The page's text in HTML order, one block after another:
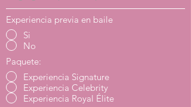
Experiencia previa en baile
Si
No
Paquete:
Experiencia Signature
Experiencia Celebrity
Experiencia Royal Élite